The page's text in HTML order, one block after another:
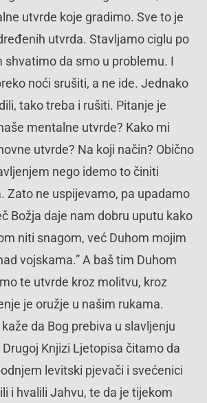
utvrde koje gradimo. Sve to je
utvrda. Stavljamo ciglu po
shvatimo da smo u problemu. I
noći srušiti, a ne ide. Jednako
tako treba i rušiti. Pitanje je
mentalne utvrde? Kako mi
utvrde? Na koji način? Obično
nego idemo to činiti
Zato ne uspijevamo, pa upadamo
Božja daje nam dobru uputu kako
niti snagom, već Duhom mojim
vojskama.” A baš tim Duhom
te utvrde kroz molitvu, kroz
je oružje u našim rukama.
da Bog prebiva u slavljenju
Knjizi Ljetopisa čitamo da
levitski pjevači i svećenici
i hvalili Jahvu, te da je tijekom